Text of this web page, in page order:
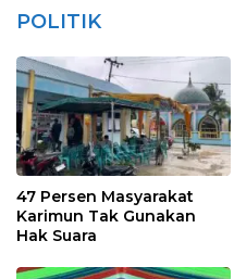
POLITIK
47 Persen Masyarakat
Karimun Tak Gunakan
Hak Suara